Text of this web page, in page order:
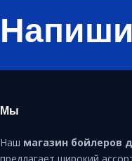
Мы
Наш магазин бойлеров